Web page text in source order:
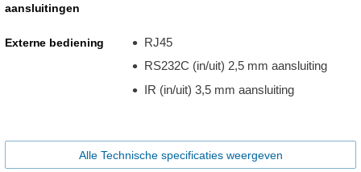
aansluitingen
Externe bediening
RJ45
RS232C (in/uit) 2,5 mm aansluiting
IR (in/uit) 3,5 mm aansluiting
Alle Technische specificaties weergeven